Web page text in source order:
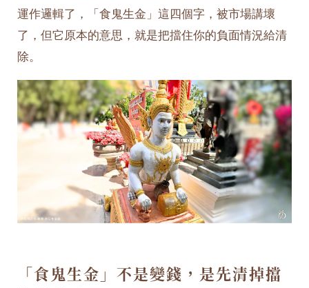
運作邏輯了，「食鬼生金」這四個字，被市場講壞
了，但它原本的意思，就是把擋住你的負面情況給清
除。
「食鬼生金」不是變錢，是先清掉擋